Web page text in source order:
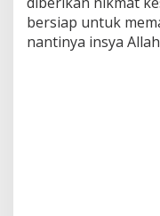
bersiap untuk
nantinya insya